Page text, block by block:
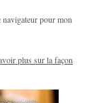
pour mon
plus sur la façon